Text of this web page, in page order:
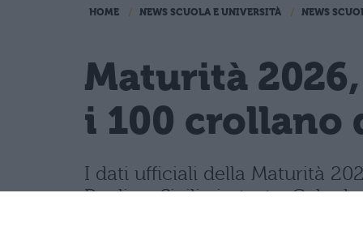
HOME NEWS SCUOLA E UNIVERSITÀ NEWS
Maturità
i 100 crollano
I dati ufficiali della Maturità
Puglia e Sicilia in testa. Cala